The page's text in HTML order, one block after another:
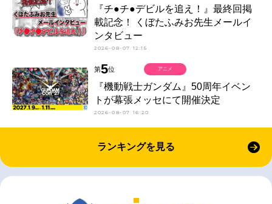
『チ●チ●デビルを追え！』最終回掲
載記念！ くぼたふみお先生メールイ
ンタビュー
2026-08-07 12:15
第5位
『機動戦士ガンダム』50周年イベン
トが幕張メッセにて開催決定
2026-08-07 16:20
アニメ
ランキングを見る